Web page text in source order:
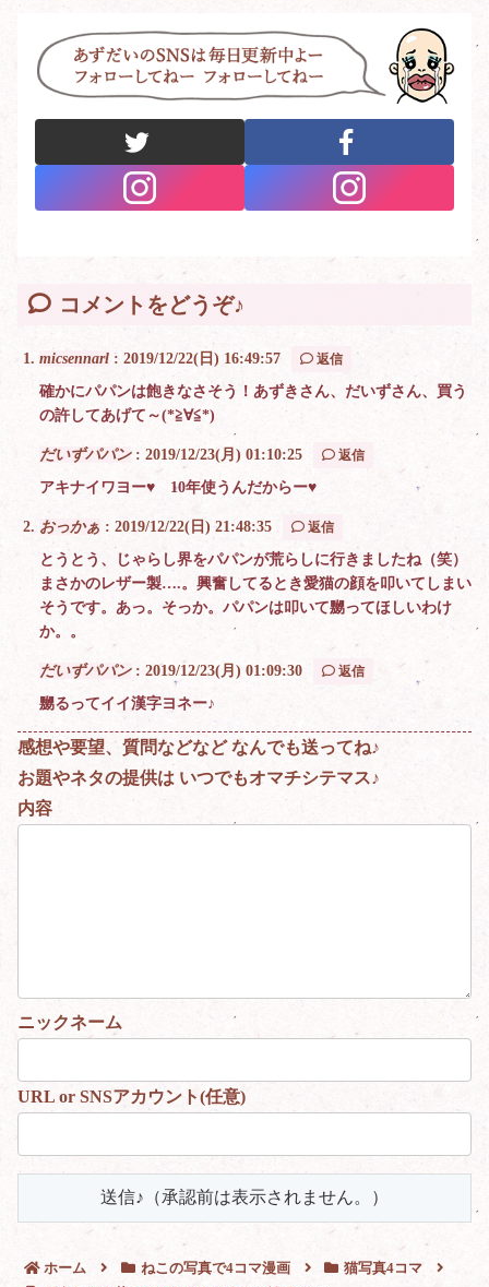
コメントをどうぞ♪
micsennarl : 2019/12/22(日) 16:49:57 返信
確かにパパンは飽きなさそう！あずきさん、だいずさん、買う
の許してあげて～(*≧∀≦*)
だいずパパン: 2019/12/23(月) 01:10:25 返信
アキナイワヨー♥ 10年使うんだからー♥
おっかぁ : 2019/12/22(日) 21:48:35 返信
とうとう、じゃらし界をパパンが荒らしに行きましたね（笑）
まさかのレザー製….。興奮してるとき愛猫の顔を叩いてしまい
そうです。あっ。そっか。パパンは叩いて嬲ってほしいわけ
か。。
だいずパパン: 2019/12/23(月) 01:09:30 返信
嬲るってイイ漢字ヨネー♪
感想や要望、質問などなど なんでも送ってね♪
お題やネタの提供は いつでもオマチシテマス♪
ホーム ねこの写真で4コマ漫画
猫写真4コマ